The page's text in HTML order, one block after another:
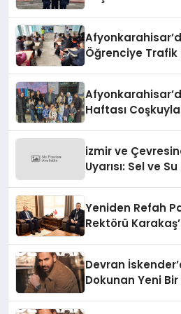
Öğrenciye Trafik
Haftası
izmir ve
Uyarısı: Sel ve
Yeniden Refah
Rektörü
Devran
Dokunan Yeni